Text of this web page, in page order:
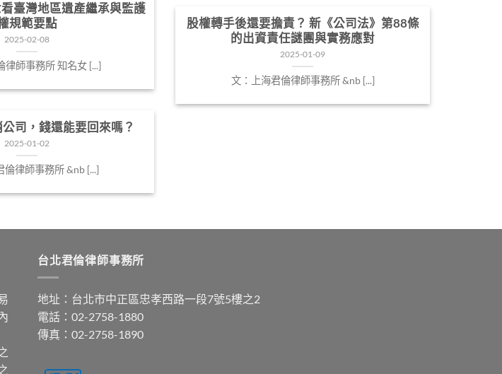
臺灣地區遺產繼承與監護
規範要點
2025-02-08
律師事務所 知名女 [...]
股權轉手後還要擔責？ 新《公司法》第88條
的出資責任謎團與實務應對
2025-01-09
文：上海君倫律師事務所 &nb [...]
司，錢還能要回來嗎？
2025-01-02
倫律師事務所 &nb [...]
台北君倫律師事務所
地址：台北市中正區忠孝西路一段7號5樓之2
電話：02-2758-1880
傳真：02-2758-1890